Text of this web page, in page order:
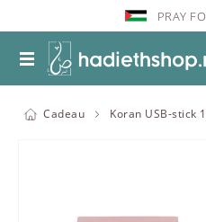
PRAY
Cadeau Koran USB-stick